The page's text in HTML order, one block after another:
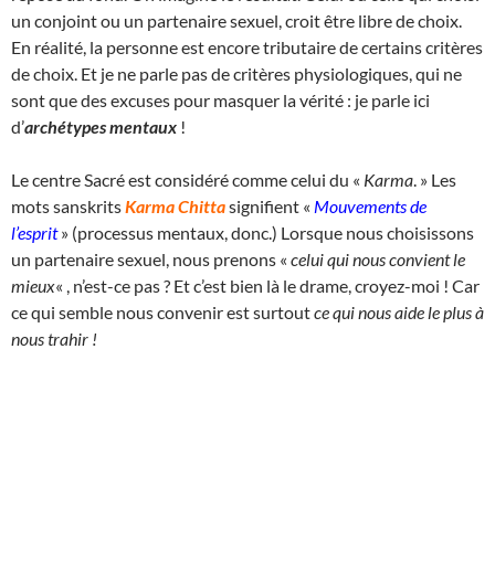
un conjoint ou un partenaire sexuel, croit être libre de choix.
En réalité, la personne est encore tributaire de certains critères
de choix. Et je ne parle pas de critères physiologiques, qui ne
sont que des excuses pour masquer la vérité : je parle ici
d’archétypes mentaux !
Le centre Sacré est considéré comme celui du « Karma . » Les
mots sanskrits Karma Chittasignifient « Mouvements de
l’esprit» (processus mentaux, donc.) Lorsque nous choisissons
un partenaire sexuel, nous prenons « celui qui nous convient le
mieux« , n’est-ce pas ? Et c’est bien là le drame, croyez-moi ! Car
ce qui semble nous convenir est surtoutce qui nous aide le plus à
nous trahir !